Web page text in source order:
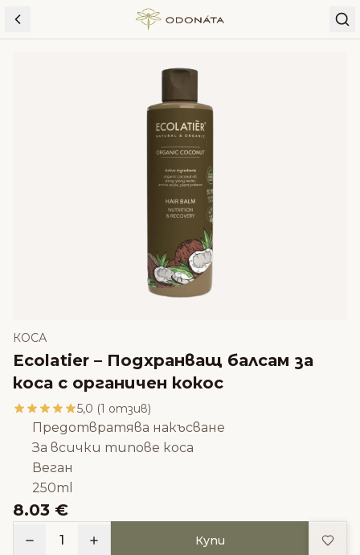
Skip to content
КОСА
Ecolatier – Подхранващ балсам за
коса с органичен кокос
5,0 (1 отзив)
Предотвратява накъсване
За всички типове коса
Веган
250ml
8.03 €
1 Купи